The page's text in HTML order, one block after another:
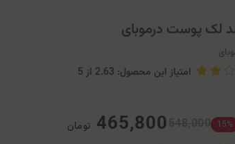
لک پوست درموبای
امتیاز این محصول: 2.63 از 5
15%
465,800 تومان